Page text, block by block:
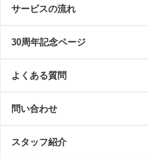
サービスの流れ
30周年記念ページ
よくある質問
問い合わせ
スタッフ紹介